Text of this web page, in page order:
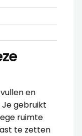
en
gebruikt
ruimte
te zetten